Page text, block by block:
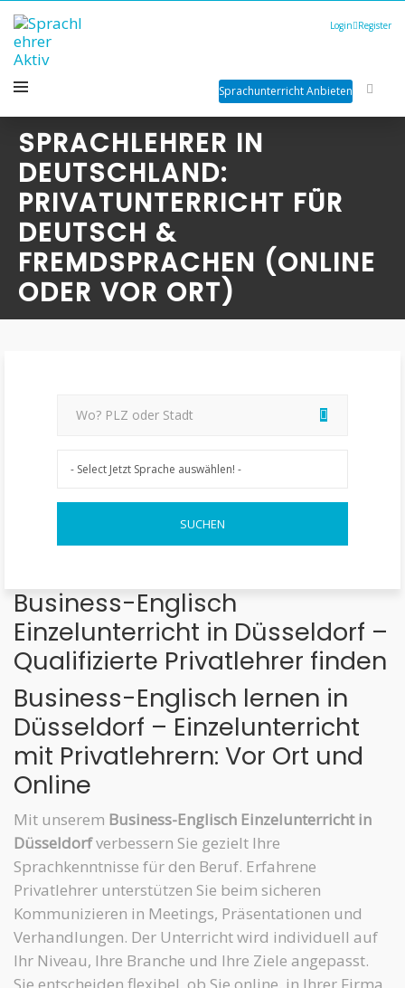
Login Register
Sprachunterricht Anbieten
SPRACHLEHRER IN
DEUTSCHLAND:
PRIVATUNTERRICHT FÜR
DEUTSCH &
FREMDSPRACHEN (ONLINE
ODER VOR ORT)
Business-Englisch
Einzelunterricht in Düsseldorf –
Qualifizierte Privatlehrer finden
Business-Englisch lernen in
Düsseldorf – Einzelunterricht
mit Privatlehrern: Vor Ort und
Online
Mit unserem Business-Englisch Einzelunterricht in
Düsseldorfverbessern Sie gezielt Ihre
Sprachkenntnisse für den Beruf. Erfahrene
Privatlehrer unterstützen Sie beim sicheren
Kommunizieren in Meetings, Präsentationen und
Verhandlungen. Der Unterricht wird individuell auf
Ihr Niveau, Ihre Branche und Ihre Ziele angepasst.